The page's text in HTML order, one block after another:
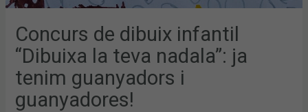
Concurs de dibuix infantil
“Dibuixa la teva nadala”: ja
tenim guanyadors i
guanyadores!